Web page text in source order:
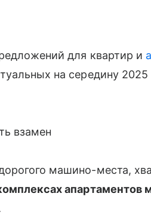
для квартир и
на середину
взамен
машино-места,
апартаментов